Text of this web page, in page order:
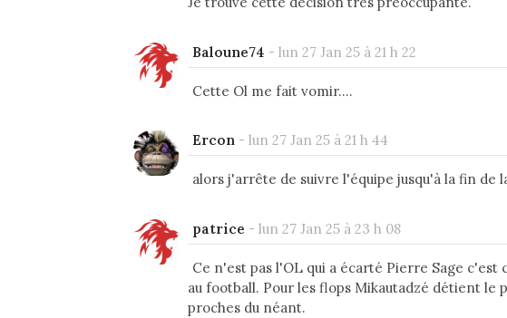
Baloune74 - lun 27 Jan 25 à 21 h 22
Cette Ol me fait vomir....
Ercon - lun 27 Jan 25 à 21 h 44
alors j'arrête de suivre l'équipe jusqu'à la fin de
patrice - lun 27 Jan 25 à 23 h 08
Ce n'est pas l'OL qui a écarté Pierre Sage
au football. Pour les flops Mikautadzé détient le
proches du néant.